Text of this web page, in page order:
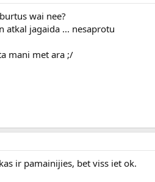
wai nee?
atkal jagaida ... nesaprotu
mani met ara ;/
ir pamainijies, bet viss iet ok.